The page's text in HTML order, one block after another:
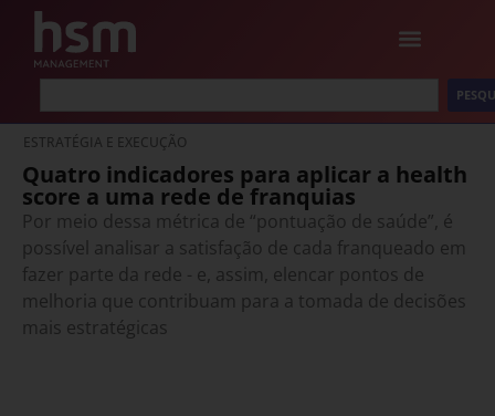
ESTRATÉGIA E EXECUÇÃO
Quatro indicadores para aplicar a health
score a uma rede de franquias
Por meio dessa métrica de “pontuação de saúde”, é
possível analisar a satisfação de cada franqueado em
fazer parte da rede - e, assim, elencar pontos de
melhoria que contribuam para a tomada de decisões
mais estratégicas